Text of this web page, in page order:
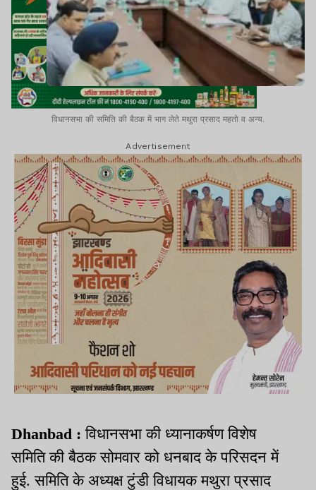
विधानसभा की समिति की बैठक में भाग लेते मथुरा प्रसाद महतो व अन्य.
Advertisement
Dhanbad :विधानसभा की ध्यानाकर्षण विशेष
समिति की बैठक सोमवार को धनबाद के परिसदन में
हुई. समिति के अध्यक्ष टुंडी विधायक मथुरा प्रसाद